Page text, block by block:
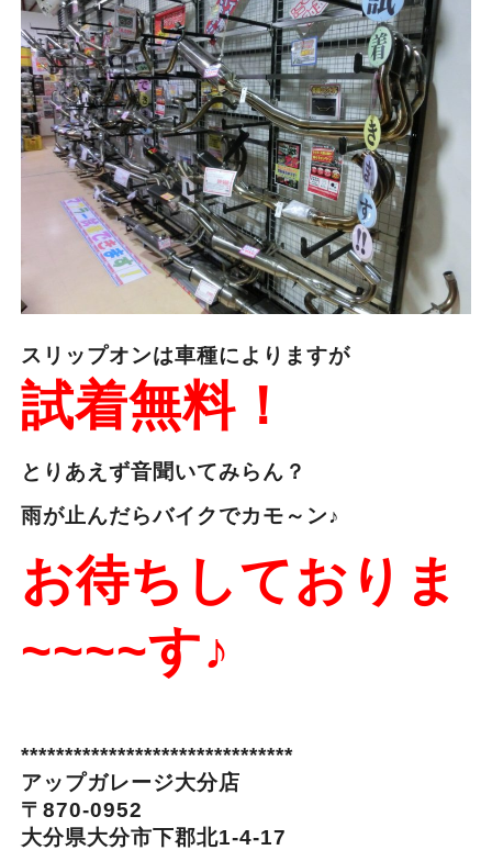
スリップオンは車種によりますが
試着無料！
とりあえず音聞いてみらん？
雨が止んだらバイクでカモ～ン♪
お待ちしておりま
~~~~す♪
*******************************
アップガレージ大分店
〒870-0952
大分県大分市下郡北1-4-17